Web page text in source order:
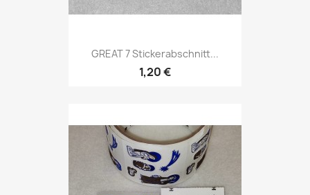
GREAT 7 Stickerabschnitt...
1,20 €